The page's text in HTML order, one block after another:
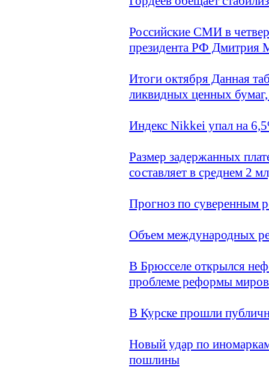
Российские СМИ в
президента РФ Дмитрия
Итоги октября Данная
ликвидных ценных
Индекс Nikkei упал на
Размер задержанных
составляет в среднем 2
Прогноз по суверенным
Объем международных
В Брюсселе открылся
проблеме реформы
В Курске прошли
Новый удар по
пошлины